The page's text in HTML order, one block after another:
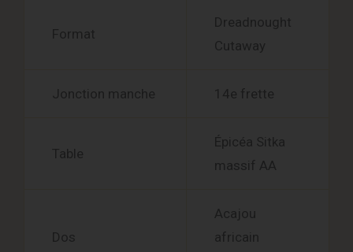
Format
Dreadnought
Cutaway
Jonction manche 14e frette
Table
Épicéa Sitka
massif AA
Dos
Acajou
africain